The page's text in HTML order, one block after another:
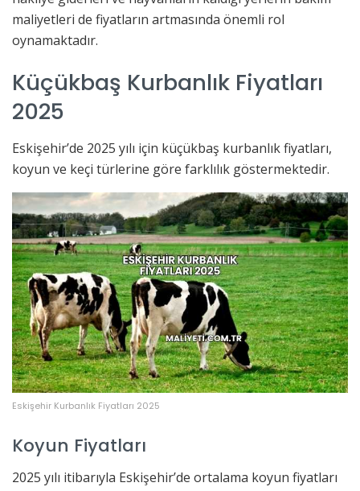
maliyetleri de fiyatların artmasında önemli rol
oynamaktadır.
Küçükbaş Kurbanlık Fiyatları
2025
Eskişehir’de 2025 yılı için küçükbaş kurbanlık fiyatları,
koyun ve keçi türlerine göre farklılık göstermektedir.
Eskişehir Kurbanlık Fiyatları 2025
Koyun Fiyatları
2025 yılı itibarıyla Eskişehir’de ortalama koyun fiyatları